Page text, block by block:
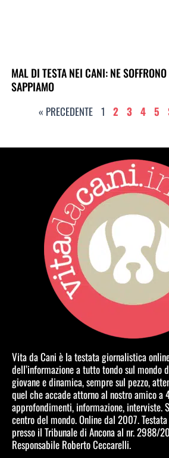
MAL DI TESTA NEI CANI: NE
SAPPIAMO
« PRECEDENTE 1 2 3 4 5
Vita da Cani è la testata giornalistica
dell’informazione a tutto tondo sul mondo
giovane e dinamica, sempre sul pezzo,
quel che accade attorno al nostro amico a
approfondimenti, informazione, interviste.
centro del mondo. Online dal 2007.
presso il Tribunale di Ancona al nr. 2988/
Responsabile Roberto Ceccarelli.